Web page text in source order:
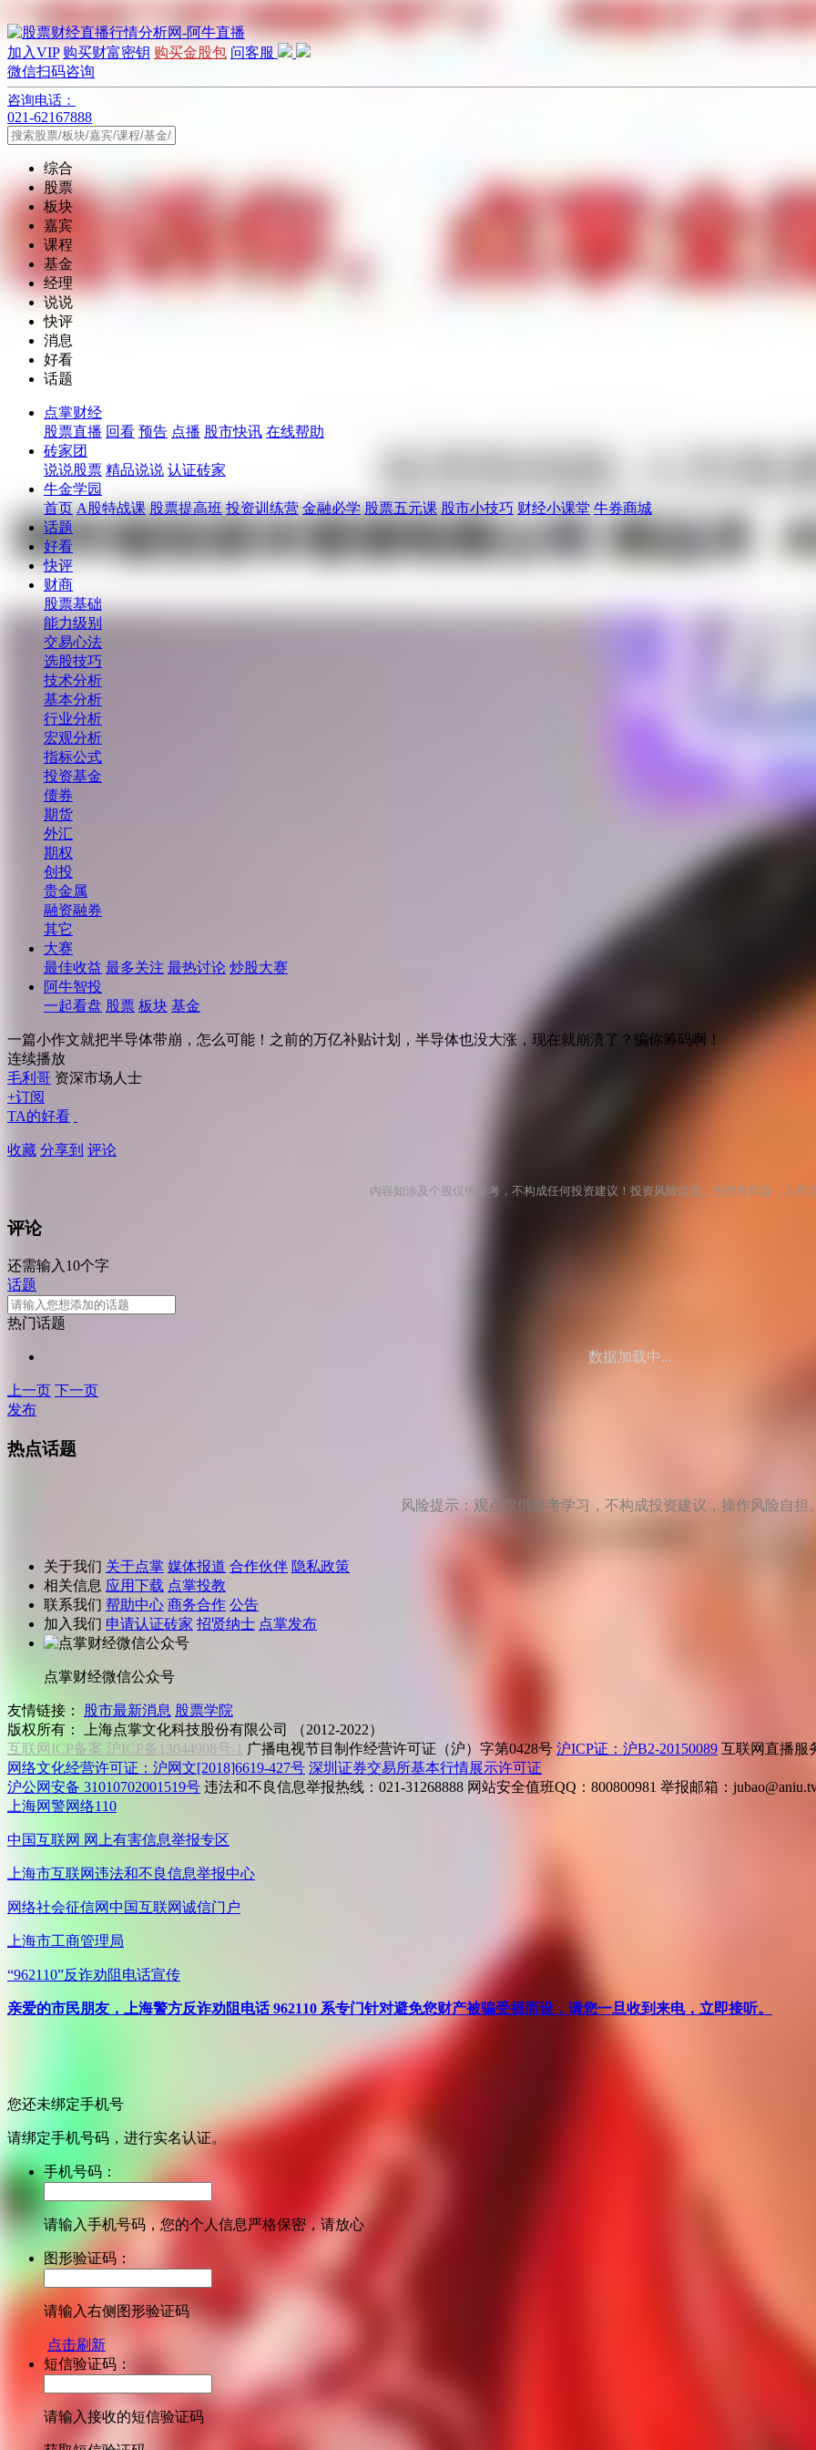
加入VIP 购买财富密钥 购买金股包 问客服
微信扫码咨询
咨询电话：
021-62167888
综合
股票
板块
嘉宾
课程
基金
经理
说说
快评
消息
好看
话题
点掌财经
股票直播 回看 预告 点播 股市快讯 在线帮助
砖家团
说说股票 精品说说 认证砖家
牛金学园
首页 A股特战课 股票提高班 投资训练营 金融必学 股票五元课 股市小技巧 财经小课堂 牛券商城
话题
好看
快评
财商
股票基础
能力级别
交易心法
选股技巧
技术分析
基本分析
行业分析
宏观分析
指标公式
投资基金
债券
期货
外汇
期权
创投
贵金属
融资融券
其它
大赛
最佳收益 最多关注 最热讨论 炒股大赛
阿牛智投
一起看盘 股票 板块 基金
一篇小作文就把半导体带崩，怎么可能！之前的万亿补贴计划，半导体也没大涨，现在就崩溃了？骗你筹码啊！
连续播放
毛利哥 资深市场人士
+订阅
TA的好看
收藏 分享到 评论
内容如涉及个股仅供参考，不构成任何投资建议！投资风险自负。投资有风险，入市
评论
还需输入10个字
话题
热门话题
数据加载中...
上一页 下一页
发布
热点话题
风险提示：观点仅供参考学习，不构成投资建议，操作风险自担
关于我们 关于点掌 媒体报道 合作伙伴 隐私政策
相关信息 应用下载 点掌投教
联系我们 帮助中心 商务合作 公告
加入我们 申请认证砖家 招贤纳士 点掌发布
点掌财经微信公众号
友情链接： 股市最新消息 股票学院
版权所有：
上海点掌文化科技股份有限公司 （2012-2022）
互联网ICP备案 沪ICP备13044908号-1 广播电视节目制作经营许可证（沪）字第0428号 沪ICP证：沪B2-20150089 互联网直播服
网络文化经营许可证：沪网文[2018]6619-427号 深圳证券交易所基本行情展示许可证
沪公网安备 31010702001519号 违法和不良信息举报热线：021-31268888 网站安全值班QQ：800800981 举报邮箱：
上海网警网络110
中国互联网 网上有害信息举报专区
上海市互联网违法和不良信息举报中心
网络社会征信网中国互联网诚信门户
上海市工商管理局
“962110”反诈劝阻电话宣传
亲爱的市民朋友，上海警方反诈劝阻电话 962110 系专门针对避免您财产被骗受损而设，请您一旦收到来电，立即接听。
您还未绑定手机号
请绑定手机号码，进行实名认证。
手机号码：
请输入手机号码，您的个人信息严格保密，请放心
图形验证码：
请输入右侧图形验证码
点击刷新
短信验证码：
请输入接收的短信验证码